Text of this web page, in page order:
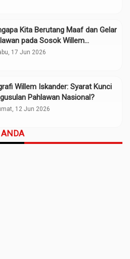
Kita Berutang Maaf dan Gelar
pada Sosok Willem
17 Jun 2026
Willem Iskander: Syarat Kunci
Pahlawan Nasional?
12 Jun 2026
ANDA